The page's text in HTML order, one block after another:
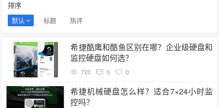
硬盘采购(474)
希捷硬盘(471)
硬盘坏道检测(3)
服务器盘(3) 硬盘温度(3)
硬盘速度(3)
游戏硬盘(3)
硬盘噪音(3)
监控硬盘故障(3)
监控级硬盘​(3)
硬盘性能(3)
排序
默认 标题 热评
希捷酷鹰和酷鱼区别在哪？企业级硬盘和
监控硬盘如何选？
720 0 0
希捷机械硬盘怎么样？适合7×24小时监
控吗？